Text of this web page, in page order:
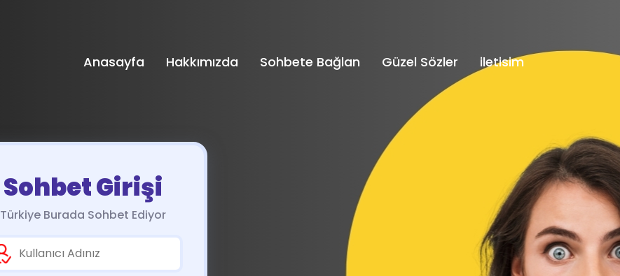
Anasayfa Hakkımızda Sohbete Bağlan Güzel Sözler iletisim
Sohbet Girişi
Türkiye Burada Sohbet Ediyor